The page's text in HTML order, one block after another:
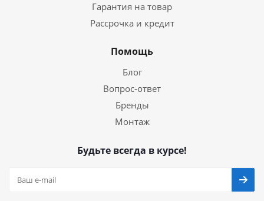
Гарантия на товар
Рассрочка и кредит
Помощь
Блог
Вопрос-ответ
Бренды
Монтаж
Будьте всегда в курсе!